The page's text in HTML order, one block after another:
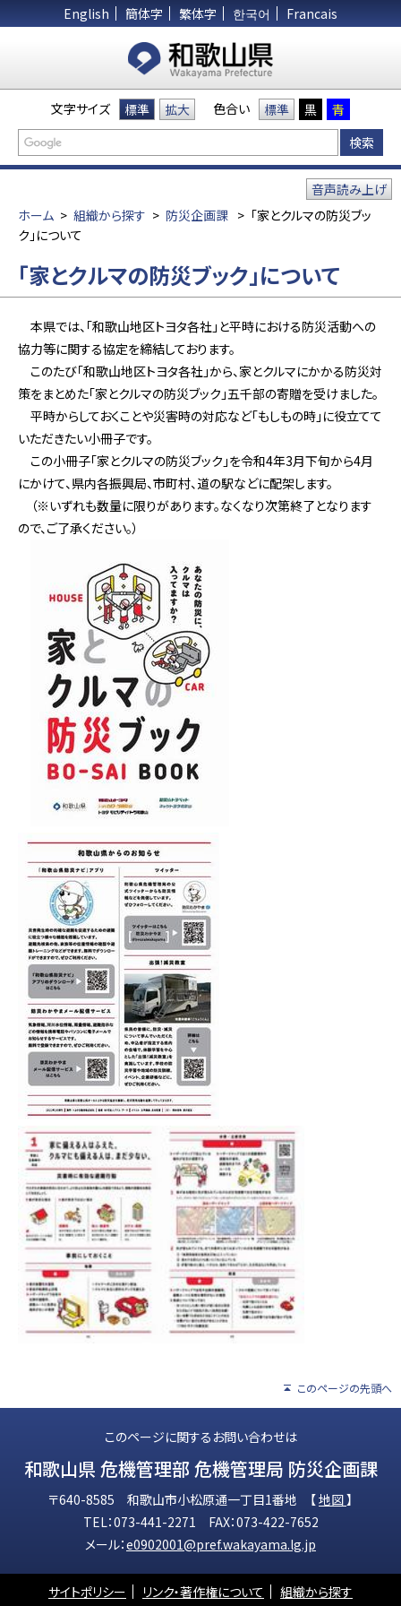
English 簡体字 繁体字 한국어 Francais
文字サイズ 標準 拡大 色合い 標準 黒 青
ホーム > 組織から探す > 防災企画課 > 「家とクルマの防災ブッ
ク」について
音声読み上げ
「家とクルマの防災ブック」について
本県では、「和歌山地区トヨタ各社」と平時における防災活動への
協力等に関する協定を締結しております。
このたび「和歌山地区トヨタ各社」から、家とクルマにかかる防災対
策をまとめた「家とクルマの防災ブック」五千部の寄贈を受けました。
平時からしておくことや災害時の対応など「もしもの時」に役立てて
いただきたい小冊子です。
この小冊子「家とクルマの防災ブック」を令和4年3月下旬から4月
にかけて、県内各振興局、市町村、道の駅などに配架します。
（※いずれも数量に限りがあります。なくなり次第終了となります
ので、ご了承ください。）
このページの先頭へ
このページに関するお問い合わせは
和歌山県 危機管理部 危機管理局 防災企画課
〒640-8585 和歌山市小松原通一丁目1番地 【地図】
TEL：073-441-2271 FAX：073-422-7652
メール：e0902001@pref.wakayama.lg.jp
サイトポリシー リンク・著作権について 組織から探す